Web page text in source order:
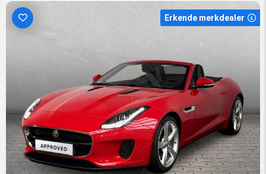
Erkende merkdealer